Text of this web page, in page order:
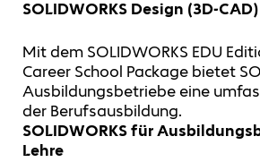
SOLIDWORKS Design (3D-CAD)
Mit dem SOLIDWORKS EDU
Career School Package bietet
Ausbildungsbetriebe eine
der Berufsausbildung.
SOLIDWORKS für
Lehre